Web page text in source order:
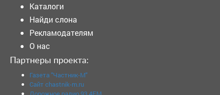
Каталоги
Найди слона
Рекламодателям
О нас
Партнеры проекта:
Газета "Частник-М"
Сайт chastnik-m.ru